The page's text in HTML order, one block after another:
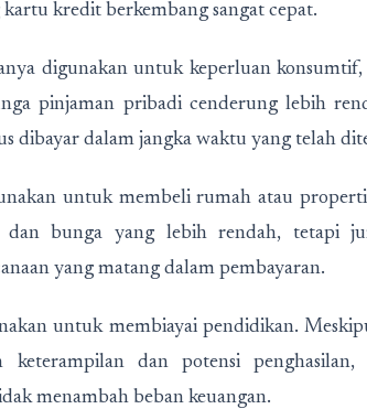
kredit berkembang sangat cepat.
digunakan untuk keperluan
pinjaman pribadi cenderung lebih
dibayar dalam jangka waktu yang telah
untuk membeli rumah atau
bunga yang lebih rendah, tetapi
yang matang dalam pembayaran.
untuk membiayai pendidikan.
keterampilan dan potensi
menambah beban keuangan.